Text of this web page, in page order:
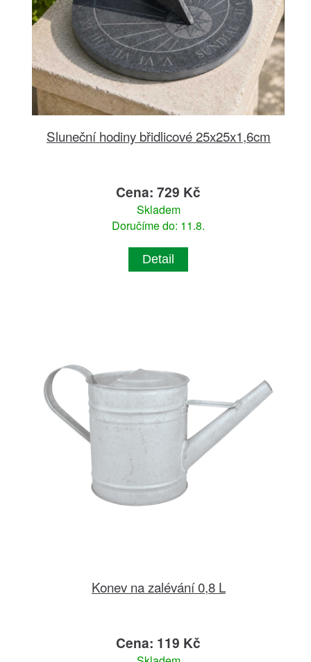
Sluneční hodiny břidlicové 25x25x1,6cm
Cena: 729 Kč
Skladem
Doručíme do: 11.8.
Detail
Konev na zalévání 0,8 L
Cena: 119 Kč